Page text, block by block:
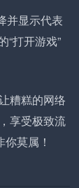
并显示代表
“打开游戏”
糟糕的网络
享受极致流
莫属！